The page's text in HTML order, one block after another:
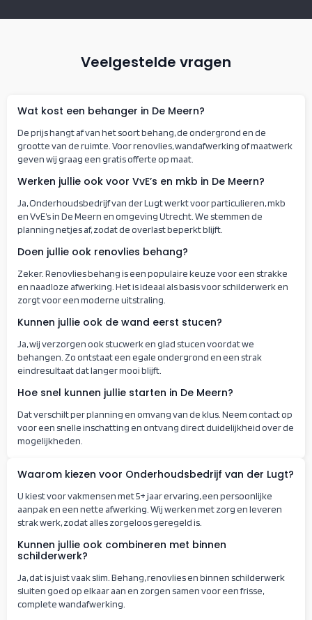
Veelgestelde vragen
Wat kost een behanger in De Meern?
De prijs hangt af van het soort behang, de ondergrond en de
grootte van de ruimte. Voor renovlies, wandafwerking of maatwerk
geven wij graag een gratis offerte op maat.
Werken jullie ook voor VvE’s en mkb in De Meern?
Ja, Onderhoudsbedrijf van der Lugt werkt voor particulieren, mkb
en VvE’s in De Meern en omgeving Utrecht. We stemmen de
planning netjes af, zodat de overlast beperkt blijft.
Doen jullie ook renovlies behang?
Zeker. Renovlies behang is een populaire keuze voor een strakke
en naadloze afwerking. Het is ideaal als basis voor schilderwerk en
zorgt voor een moderne uitstraling.
Kunnen jullie ook de wand eerst stucen?
Ja, wij verzorgen ook stucwerk en glad stucen voordat we
behangen. Zo ontstaat een egale ondergrond en een strak
eindresultaat dat langer mooi blijft.
Hoe snel kunnen jullie starten in De Meern?
Dat verschilt per planning en omvang van de klus. Neem contact op
voor een snelle inschatting en ontvang direct duidelijkheid over de
mogelijkheden.
Waarom kiezen voor Onderhoudsbedrijf van der Lugt?
U kiest voor vakmensen met 5+ jaar ervaring, een persoonlijke
aanpak en een nette afwerking. Wij werken met zorg en leveren
strak werk, zodat alles zorgeloos geregeld is.
Kunnen jullie ook combineren met binnen
schilderwerk?
Ja, dat is juist vaak slim. Behang, renovlies en binnen schilderwerk
sluiten goed op elkaar aan en zorgen samen voor een frisse,
complete wandafwerking.